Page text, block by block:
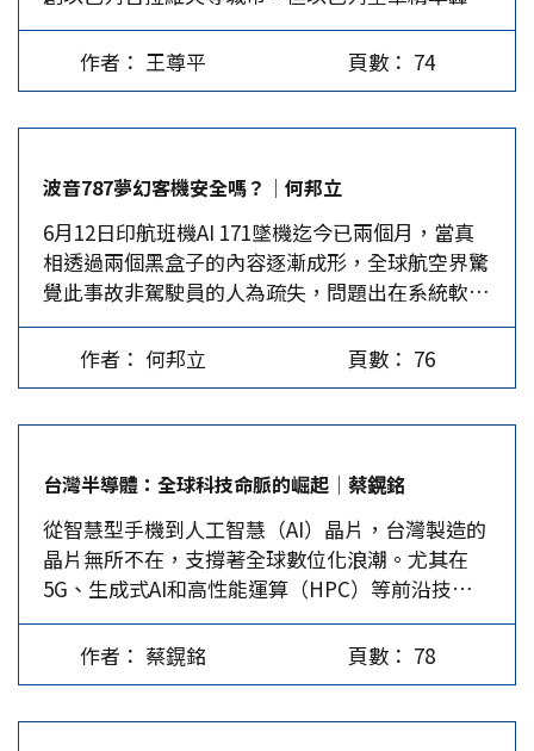
傑出教授，正在執行一項5年期、總經費450萬的研
究計畫，尋找銀河系以外行星存在的證據。計畫才
進行一半，發現研究經費被砍，計畫必須終止。他
「海南號」已於2019年下水測試，2021年4月正式
服役，目前部署在人民海軍南部戰區，共同應對南
海地區複雜的主權爭議。…
炸，擊斃多名伊朗高層人員並摧毀多個武裝設施；
美國空軍B-2轟炸機投放GBU-57巨型鑽地炸彈，炸
毀伊朗核設施。至此，伊朗當局應強化空軍實力，
伊朗空軍的現況 伊朗為中東地區產油國，過去曾
和伊拉克長期交戰，即著名的「兩伊戰爭」。目
前，伊朗擁有巴勒維王朝引進的美製F-14戰機、F-
4戰機、俄製MiG-29戰機、自行研改的F-5閃電雙
垂尾戰機等，總數約150架。但上述戰機設備老
舊、武裝落後、缺乏後勤支援；平時只能當電影道
具充數、戰時則無用武之地。以伊12日戰爭期間，
即有數架伊朗戰機（F-14）遭空襲摧毀。 據傳，
軍。伊朗曾考慮採購俄羅斯Su-35S，但俄方始終
未正面回應。雖然，Su-35S性能優異，但在俄烏
戰爭中屢遭擊落，其生存性頗令人擔憂。 印巴空
戰的經驗…
作者： 王尊平 頁數： 74
波音787夢幻客機安全嗎？│何邦立
6月12日印航班機AI 171墜機迄今已兩個月，當真
相透過兩個黑盒子的內容逐漸成形，全球航空界驚
覺此事故非駕駛員的人為疏失，問題出在系統軟件
的失能、設計上潛在的缺陷。看起來，波音787的
全自動化問題，比2018年、2019年兩架波音
737MAX墜機更為嚴重。 是誰關了燃油開關？ 7月
引擎燃油開關曾被切斷，監視器畫面亦顯示，緊急
發電裝置「衝壓空氣渦輪機」在起飛後不久就已啟
動，顯示引擎失去了動力。 該機座艙語音記錄器
（CVR）錄到飛行的最後時段，一名機師問另一名
機師為何切斷燃油，對方回答他沒這麼做；兩開關
切換時間只間隔一秒鐘。據《華爾街日報》透露，
座艙語音記錄器可分辨出機長、副駕駛的聲音，此
次起飛操作是由副駕駛主導、機長監控。在飛機自
作者： 何邦立 頁數： 76
台灣半導體：全球科技命脈的崛起│蔡鎤銘
從智慧型手機到人工智慧（AI）晶片，台灣製造的
晶片無所不在，支撐著全球數位化浪潮。尤其在
5G、生成式AI和高性能運算（HPC）等前沿技術
的推動下，台灣不僅在晶片製造與封裝測試領域穩
居全球第一，在設計領域也位列第二。然而，伴隨
著地緣政治緊張與供應鏈脆弱性的挑戰，台灣的角
作者： 蔡鎤銘 頁數： 78